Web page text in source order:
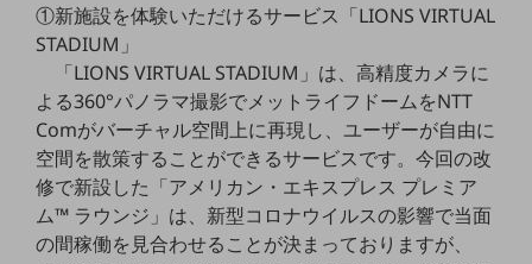
地域共創・地方創生
セキュリティ対策
遠隔監視
顧客体験（CX）改善
自動化・省電化
人材不足解消
①新施設を体験いただけるサービス「LIONS VIRTUAL
STADIUM」
「LIONS VIRTUAL STADIUM」は、高精度カメラに
よる360°パノラマ撮影でメットライフドームをNTT
Comがバーチャル空間上に再現し、ユーザーが自由に
空間を散策することができるサービスです。今回の改
修で新設した「アメリカン・エキスプレス プレミア
ム™ ラウンジ」は、新型コロナウイルスの影響で当面
の間稼働を見合わせることが決まっておりますが、